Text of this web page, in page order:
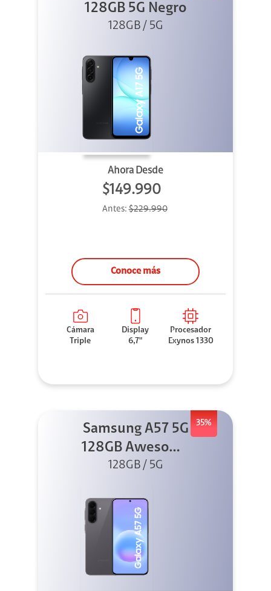
128GB 5G Negro
128GB / 5G
Ahora Desde
$149.990
Antes:$229.990
Conoce más
Cámara
Triple
Display
6,7"
Procesador
Exynos 1330
35%
Samsung A57 5G
128GB Awesome
Gray
128GB / 5G